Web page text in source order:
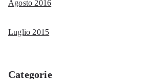
Agosto 2016
Luglio 2015
Categorie